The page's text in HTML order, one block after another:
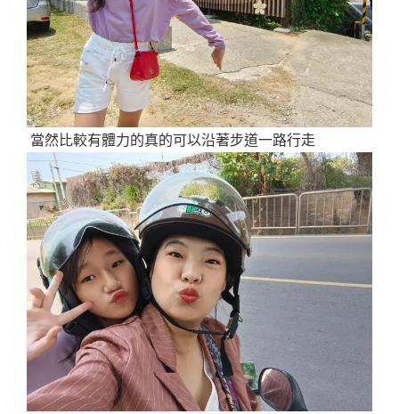
當然比較有體力的真的可以沿著步道一路行走